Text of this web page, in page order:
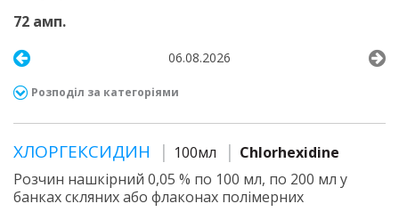
72 амп.
06.08.2026
Розподіл за категоріями
ХЛОРГЕКСИДИН 100мл
Chlorhexidine
Розчин нашкірний 0,05 % по 100 мл, по 200 мл у
банках скляних або флаконах полімерних